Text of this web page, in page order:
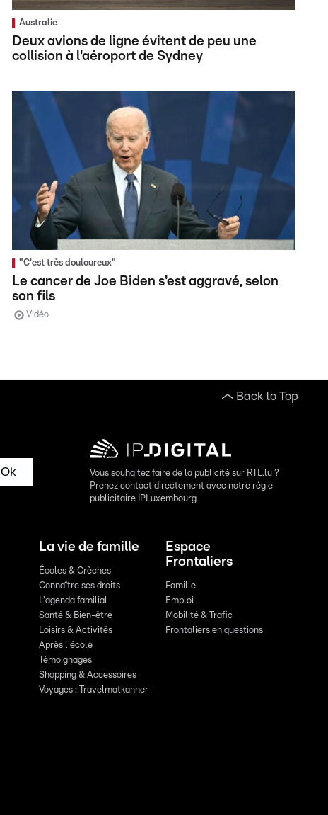
Australie
Deux avions de ligne évitent de peu une
collision à l'aéroport de Sydney
"C'est très douloureux"
Le cancer de Joe Biden s'est aggravé, selon
son fils
Vidéo
Back to Top
Ok
Vous souhaitez faire de la publicité sur RTL.lu ?
Prenez contact directement avec notre régie
publicitaire IPLuxembourg
La vie de famille
Écoles & Crèches
Connaître ses droits
L'agenda familial
Santé & Bien-être
Loisirs & Activités
Après l'école
Témoignages
Shopping & Accessoires
Voyages : Travelmatkanner
Espace
Frontaliers
Famille
Emploi
Mobilité & Trafic
Frontaliers en questions